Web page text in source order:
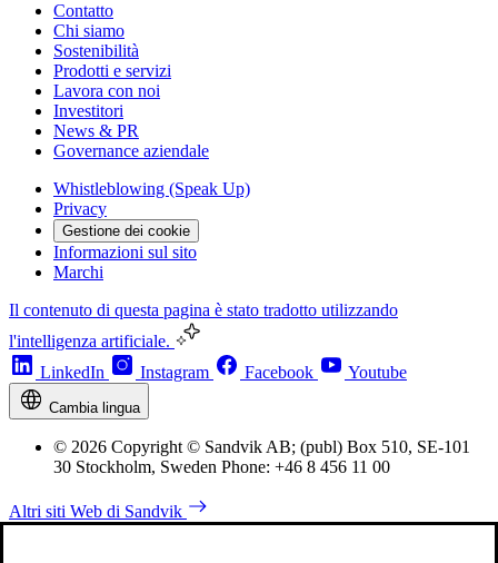
Contatto
Chi siamo
Sostenibilità
Prodotti e servizi
Lavora con noi
Investitori
News & PR
Governance aziendale
Whistleblowing (Speak Up)
Privacy
Gestione dei cookie
Informazioni sul sito
Marchi
Il contenuto di questa pagina è stato tradotto utilizzando
l'intelligenza artificiale.
LinkedIn
Instagram Facebook Youtube
Cambia lingua
© 2026 Copyright © Sandvik AB; (publ) Box 510, SE-101
30 Stockholm, Sweden Phone: +46 8 456 11 00
Altri siti Web di Sandvik